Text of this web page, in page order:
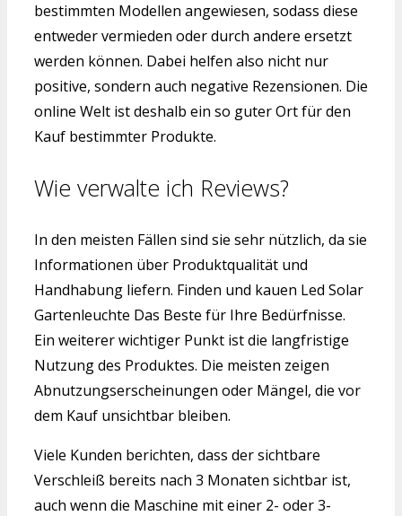
bestimmten Modellen angewiesen, sodass diese
entweder vermieden oder durch andere ersetzt
werden können. Dabei helfen also nicht nur
positive, sondern auch negative Rezensionen. Die
online Welt ist deshalb ein so guter Ort für den
Kauf bestimmter Produkte.
Wie verwalte ich Reviews?
In den meisten Fällen sind sie sehr nützlich, da sie
Informationen über Produktqualität und
Handhabung liefern. Finden und kauen Led Solar
Gartenleuchte Das Beste für Ihre Bedürfnisse.
Ein weiterer wichtiger Punkt ist die langfristige
Nutzung des Produktes. Die meisten zeigen
Abnutzungserscheinungen oder Mängel, die vor
dem Kauf unsichtbar bleiben.
Viele Kunden berichten, dass der sichtbare
Verschleiß bereits nach 3 Monaten sichtbar ist,
auch wenn die Maschine mit einer 2- oder 3-